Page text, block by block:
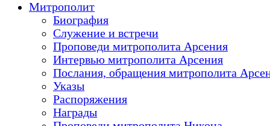
Митрополит
Биография
Служение и встречи
Проповеди митрополита Арсения
Интервью митрополита Арсения
Послания, обращения митрополита
Указы
Распоряжения
Награды